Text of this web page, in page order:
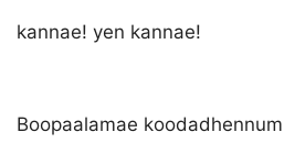
kannae! yen kannae!
Boopaalamae koodadhennum